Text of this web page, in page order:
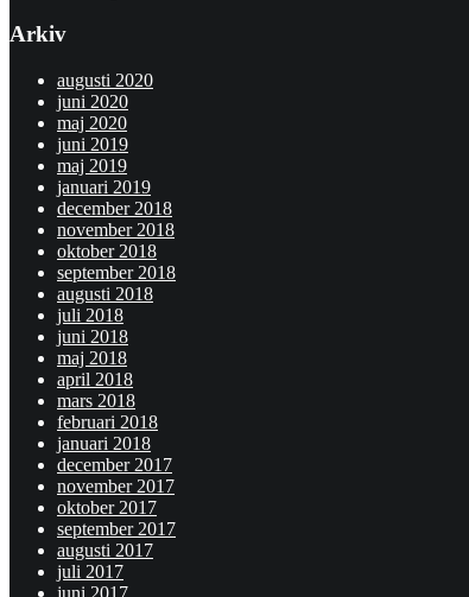
Arkiv
augusti 2020
juni 2020
maj 2020
juni 2019
maj 2019
januari 2019
december 2018
november 2018
oktober 2018
september 2018
augusti 2018
juli 2018
juni 2018
maj 2018
april 2018
mars 2018
februari 2018
januari 2018
december 2017
november 2017
oktober 2017
september 2017
augusti 2017
juli 2017
juni 2017